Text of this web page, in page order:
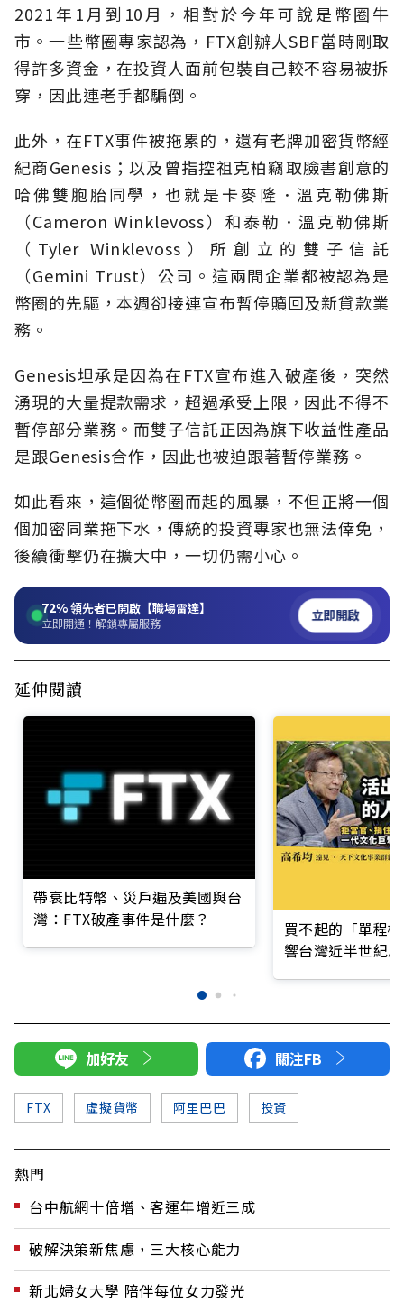
2021年1月到10月，相對於今年可說是幣圈牛
市。一些幣圈專家認為，FTX創辦人SBF當時剛取
得許多資金，在投資人面前包裝自己較不容易被拆
穿，因此連老手都騙倒。
此外，在FTX事件被拖累的，還有老牌加密貨幣經
紀商Genesis；以及曾指控祖克柏竊取臉書創意的
哈佛雙胞胎同學，也就是卡麥隆．溫克勒佛斯
（Cameron Winklevoss）和泰勒．溫克勒佛斯
（Tyler Winklevoss）所創立的雙子信託
（Gemini Trust）公司。這兩間企業都被認為是
幣圈的先驅，本週卻接連宣布暫停贖回及新貸款業
務。
Genesis坦承是因為在FTX宣布進入破產後，突然
湧現的大量提款需求，超過承受上限，因此不得不
暫停部分業務。而雙子信託正因為旗下收益性產品
是跟Genesis合作，因此也被迫跟著暫停業務。
如此看來，這個從幣圈而起的風暴，不但正將一個
個加密同業拖下水，傳統的投資專家也無法倖免，
後續衝擊仍在擴大中，一切仍需小心。
72%領先者已開啟【職場雷達】
立即開通！解鎖專屬服務 立即開啟
延伸閱讀
帶衰比特幣、災戶遍及美國與台
灣：FTX破產事件是什麼？
買不起的「單程
響台灣近半世紀
加好友 關注FB
FTX 虛擬貨幣 阿里巴巴 投資
熱門
台中航網十倍增、客運年增近三成
破解決策新焦慮，三大核心能力
新北婦女大學 陪伴每位女力發光